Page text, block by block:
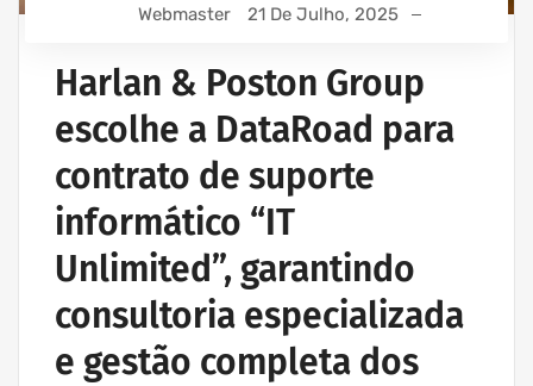
IT UNLIMITED - SERVIÇOS INFORMÁTICA
Webmaster 21 De Julho, 2025
Harlan & Poston Group
escolhe a DataRoad para
contrato de suporte
informático “IT
Unlimited”, garantindo
consultoria especializada
e gestão completa dos